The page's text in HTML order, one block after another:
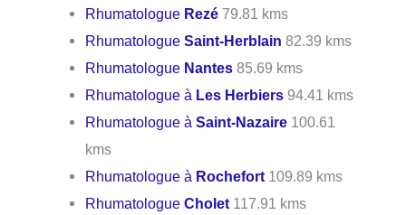
Rhumatologue Rezé 79.81 kms
RhumatologueSaint-Herblain 82.39 kms
Rhumatologue Nantes 85.69 kms
Rhumatologue à Les Herbiers 94.41 kms
Rhumatologue àSaint-Nazaire 100.61
kms
Rhumatologue à Rochefort 109.89 kms
RhumatologueCholet 117.91 kms